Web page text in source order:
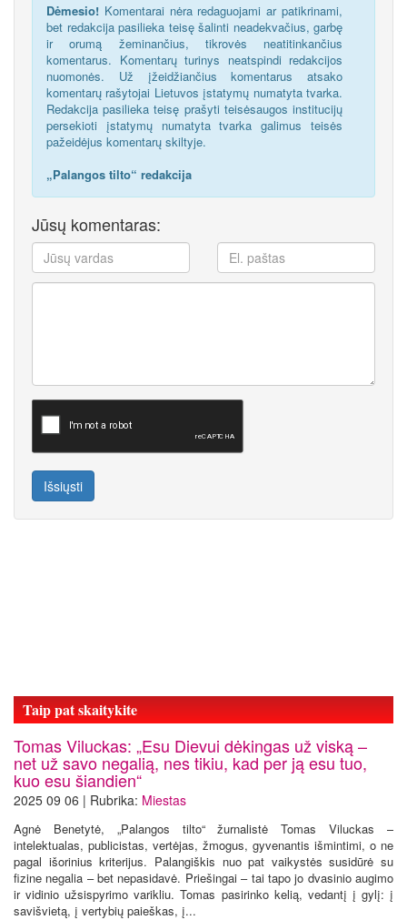
Dėmesio! Komentarai nėra redaguojami ar patikrinami,
bet redakcija pasilieka teisę šalinti neadekvačius, garbę
ir orumą žeminančius, tikrovės neatitinkančius
komentarus. Komentarų turinys neatspindi redakcijos
nuomonės. Už įžeidžiančius komentarus atsako
komentarų rašytojai Lietuvos įstatymų numatyta tvarka.
Redakcija pasilieka teisę prašyti teisėsaugos institucijų
persekioti įstatymų numatyta tvarka galimus teisės
pažeidėjus komentarų skiltyje.
„Palangos tilto“ redakcija
Jūsų komentaras:
Išsiųsti
Taip pat skaitykite
Tomas Viluckas: „Esu Dievui dėkingas už viską –
net už savo negalią, nes tikiu, kad per ją esu tuo,
kuo esu šiandien“
2025 09 06 | Rubrika: Miestas
Agnė Benetytė, „Palangos tilto“ žurnalistė Tomas Viluckas –
intelektualas, publicistas, vertėjas, žmogus, gyvenantis išmintimi, o ne
pagal išorinius kriterijus. Palangiškis nuo pat vaikystės susidūrė su
fizine negalia – bet nepasidavė. Priešingai – tai tapo jo dvasinio augimo
ir vidinio užsispyrimo varikliu. Tomas pasirinko kelią, vedantį į gylį: į
savišvietą, į vertybių paieškas, į...